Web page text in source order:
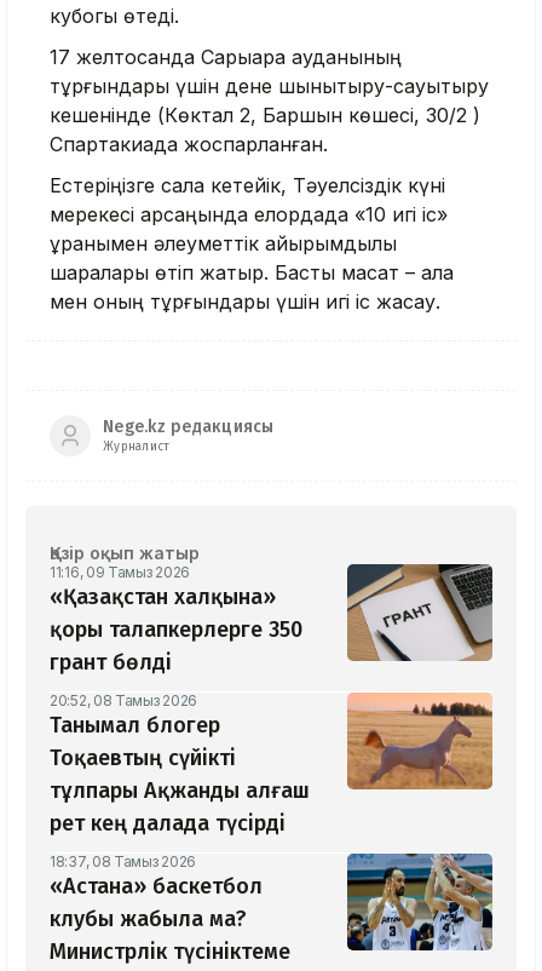
кубогы өтеді.
17 желтоқсанда Сарыарқа ауданының
тұрғындары үшін дене шынықтыру-сауықтыру
кешенінде (Көктал 2, Баршын көшесі, 30/2 )
Спартакиада жоспарланған.
Естеріңізге сала кетейік, Тәуелсіздік күні
мерекесі қарсаңында елордада «10 игі іс»
ұранымен әлеуметтік қайырымдылық
шаралары өтіп жатыр. Басты мақсат – қала
мен оның тұрғындары үшін игі іс жасау.
Nege.kz редакциясы
Журналист
Қазір оқып жатыр
11:16, 09 Тамыз 2026
«Қазақстан халқына»
қоры талапкерлерге 350
грант бөлді
20:52, 08 Тамыз 2026
Танымал блогер
Тоқаевтың сүйікті
тұлпары Ақжанды алғаш
рет кең далада түсірді
18:37, 08 Тамыз 2026
«Астана» баскетбол
клубы жабыла ма?
Министрлік түсініктеме